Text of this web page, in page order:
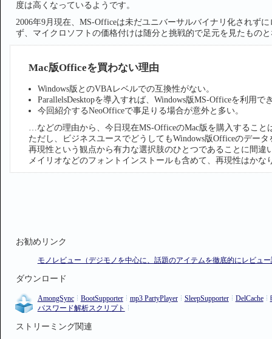
度は高くなっているようです。
2006年9月現在、MS-Officeは未だユニバーサルバイナリ化されず
ず、マイクロソフトの価格付けは随分と挑戦的で足元を見たもの
Mac版Officeを買わない理由
Windows版とのVBAレベルでの互換性がない。
ParallelsDesktopを導入すれば、Windows版MS-Officeを利用で
今回紹介するNeoOfficeで事足りる場合が意外と多い。
…などの理由から、今日現在MS-OfficeのMac版を購入すること
ただし、ビジネスユースでどうしてもWindows版Officeのデー
再現性という観点から有力な選択肢のひとつであることに間違
メイリオなどのフォントインストールも含めて、再現性はかな
お勧めリンク
モノレビュー（デジモノを中心に、話題のアイテムを徹底的にレビュ
ダウンロード
AmongSync BootSupporter mp3 PartyPlayer SleepSupporter DelCache
パスワード解析スクリプト
ストリーミング関連